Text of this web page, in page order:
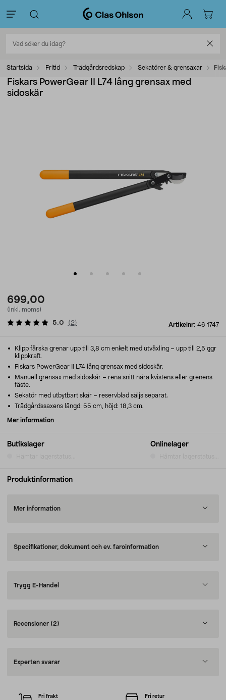
Startsida Fritid Trädgårdsredskap Sekatörer & grensaxar
Fiskars PowerGear II L74 lång grensax med
sidoskär
699,00
(inkl. moms)
Artikelnr: 46-1747
5.0 ( 2)
Butikslager Onlinelager
Klipp färska grenar upp till 3,8 cm enkelt med utväxling – upp till 2,5 ggr
klippkraft.
Fiskars PowerGear II L74 lång grensax med sidoskär.
Manuell grensax med sidoskär – rena snitt nära kvistens eller grenens
fäste.
Sekatör med utbytbart skär – reservblad säljs separat.
Trädgårdssaxens längd: 55 cm, höjd: 18,3 cm.
Mer information
Produktinformation
Mer information
Specifikationer, dokument och ev. faroinformation
Trygg E-Handel
Recensioner (2)
Experten svarar
Fri frakt Fri retur